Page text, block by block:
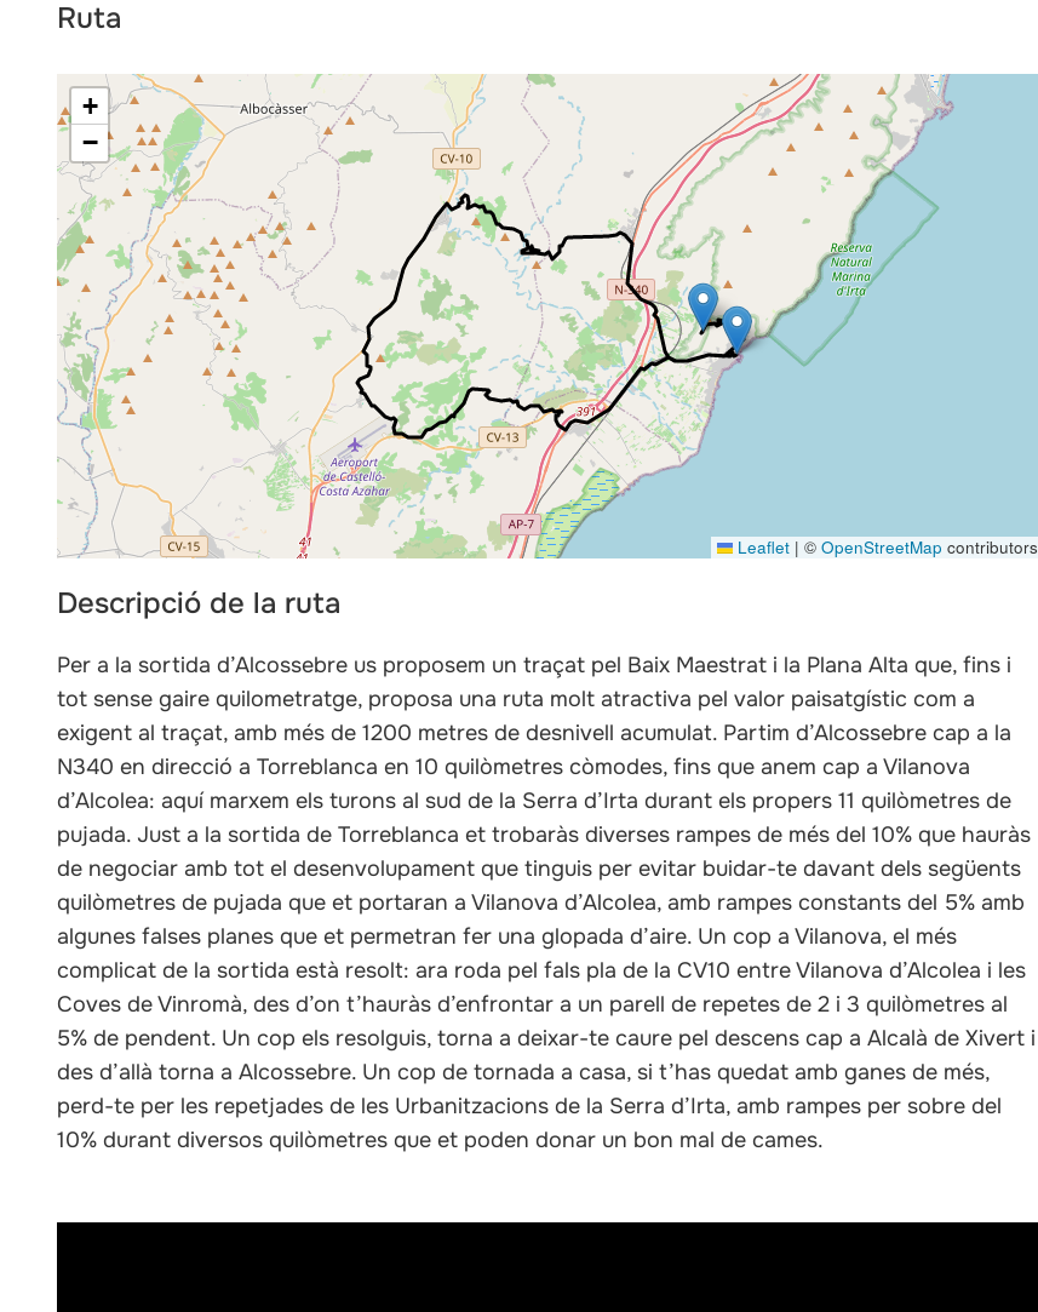
Ruta
+
−
Leaflet | ©OpenStreetMap contributors
Descripció de la ruta
Per a la sortida d’Alcossebre us proposem un traçat pel Baix Maestrat i la Plana Alta que, fins i
tot sense gaire quilometratge, proposa una ruta molt atractiva pel valor paisatgístic com a
exigent al traçat, amb més de 1200 metres de desnivell acumulat. Partim d’Alcossebre cap a la
N340 en direcció a Torreblanca en 10 quilòmetres còmodes, fins que anem cap a Vilanova
d’Alcolea: aquí marxem els turons al sud de la Serra d’Irta durant els propers 11 quilòmetres de
pujada. Just a la sortida de Torreblanca et trobaràs diverses rampes de més del 10% que hauràs
de negociar amb tot el desenvolupament que tinguis per evitar buidar-te davant dels següents
quilòmetres de pujada que et portaran a Vilanova d’Alcolea, amb rampes constants del 5% amb
algunes falses planes que et permetran fer una glopada d’aire. Un cop a Vilanova, el més
complicat de la sortida està resolt: ara roda pel fals pla de la CV10 entre Vilanova d’Alcolea i les
Coves de Vinromà, des d’on t’hauràs d’enfrontar a un parell de repetes de 2 i 3 quilòmetres al
5% de pendent. Un cop els resolguis, torna a deixar-te caure pel descens cap a Alcalà de Xivert i
des d’allà torna a Alcossebre. Un cop de tornada a casa, si t’has quedat amb ganes de més,
perd-te per les repetjades de les Urbanitzacions de la Serra d’Irta, amb rampes per sobre del
10% durant diversos quilòmetres que et poden donar un bon mal de cames.